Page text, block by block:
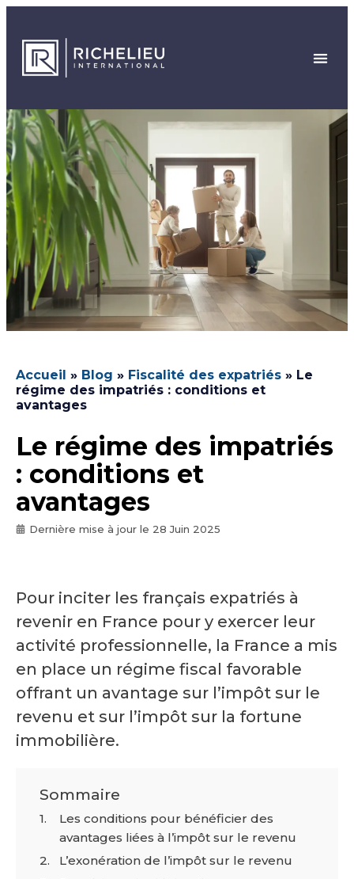
Accueil » Blog » Fiscalité des expatriés » Le
régime des impatriés : conditions et
avantages
Le régime des impatriés
: conditions et
avantages
Dernière mise à jour le 28 Juin 2025
Pour inciter les français expatriés à
revenir en France pour y exercer leur
activité professionnelle, la France a mis
en place un régime fiscal favorable
offrant un avantage sur l’impôt sur le
revenu et sur l’impôt sur la fortune
immobilière.
Sommaire
Les conditions pour bénéficier des
avantages liées à l’impôt sur le revenu
L’exonération de l’impôt sur le revenu